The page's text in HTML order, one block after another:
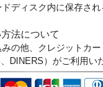
ディスク内に保存され
法について
の他、クレジットカ
DINERS）がご利用い